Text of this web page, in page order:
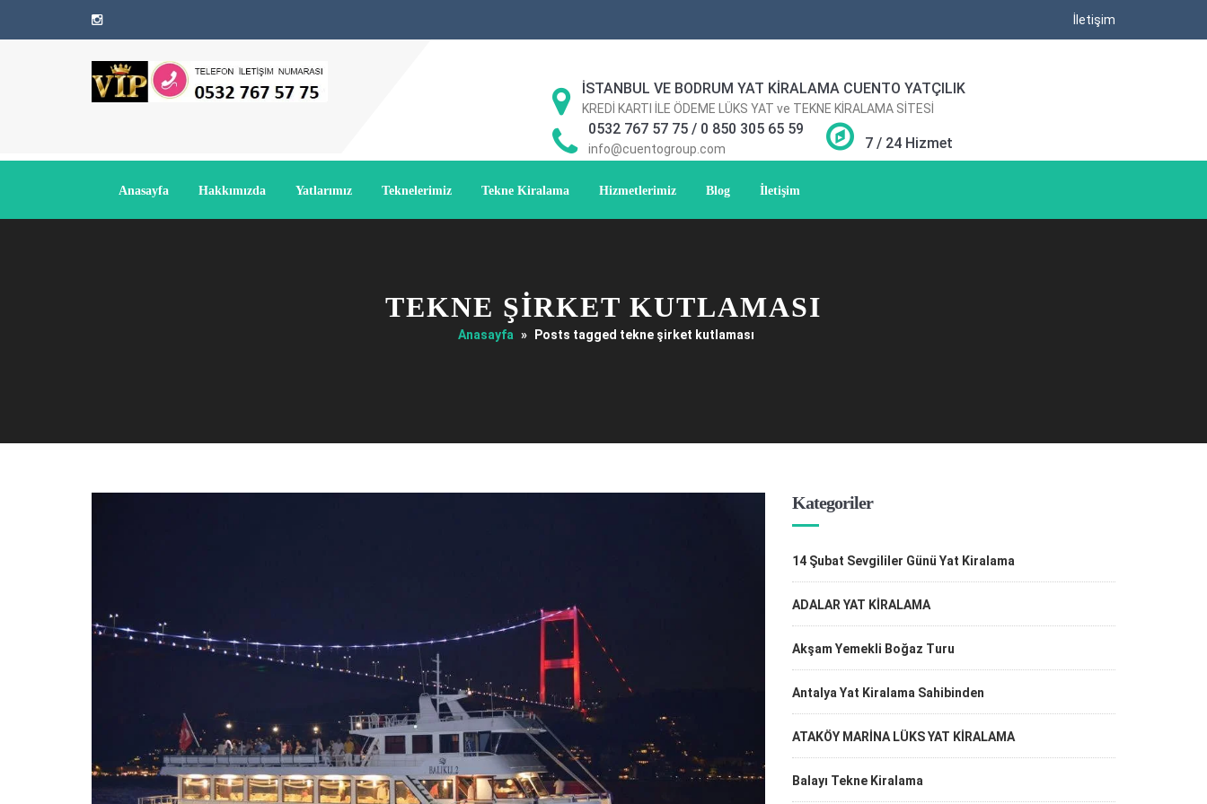
İletişim
İSTANBUL VE BODRUM YAT KİRALAMA CUENTO YATÇILIK
KREDİ KARTI İLE ÖDEME LÜKS YAT ve TEKNE KİRALAMA SİTESİ
0532 767 57 75 / 0 850 305 65 59
info@cuentogroup.com 7 / 24 Hizmet
Anasayfa Hakkımızda Yatlarımız Teknelerimiz Tekne Kiralama Hizmetlerimiz Blog İletişim
TEKNE ŞIRKET KUTLAMASI
Anasayfa » Posts tagged tekne şirket kutlaması
Kategoriler
14 Şubat Sevgililer Günü Yat Kiralama
ADALAR YAT KİRALAMA
Akşam Yemekli Boğaz Turu
Antalya Yat Kiralama Sahibinden
ATAKÖY MARİNA LÜKS YAT KİRALAMA
Balayı Tekne Kiralama